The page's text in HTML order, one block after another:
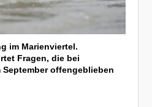
im Marienviertel.
Fragen, die bei
offengeblieben